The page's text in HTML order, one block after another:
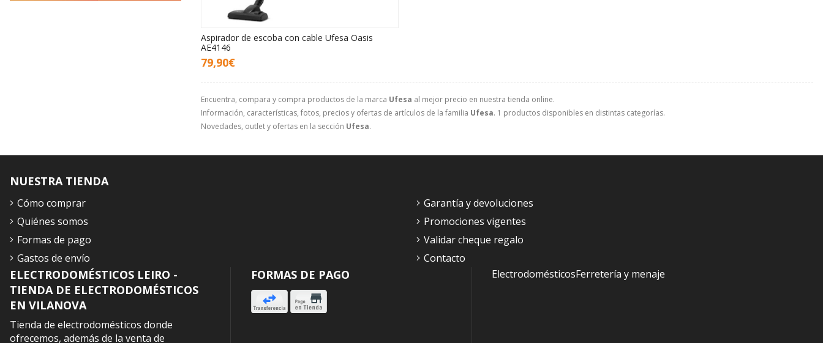
Encuentra, compara y compra productos de la marca Ufesa al mejor precio en nuestra tienda online.
Información, características, fotos, precios y ofertas de artículos de la familia Ufesa. 1 productos disponibles en distintas categorías.
Novedades, outlet y ofertas en la sección Ufesa.
Aspirador de escoba con cable Ufesa Oasis
AE4146
79,90€
ELECTRODOMÉSTICOS LEIRO -
TIENDA DE ELECTRODOMÉSTICOS
EN VILANOVA
Tienda de electrodomésticos donde
ofrecemos, además de la venta de
FORMAS DE PAGO
NUESTRA TIENDA
Cómo comprar
Quiénes somos
Formas de pago
Gastos de envío
Garantía y devoluciones
Promociones vigentes
Validar cheque regalo
Contacto
ElectrodomésticosFerretería y menaje